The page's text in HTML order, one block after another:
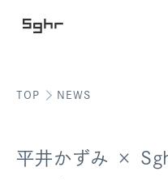
ショッピング バッ
TOP NEWS
平井かずみ ×